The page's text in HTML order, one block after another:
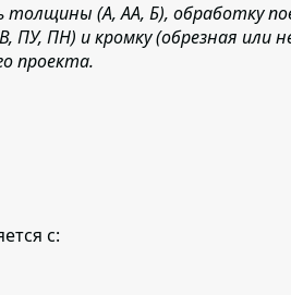
(А, АА, Б), обработку
ПН) и кромку (обрезная или
проекта.
с: